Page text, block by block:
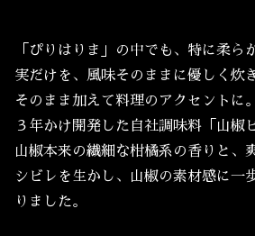
「ぴりはりま」の中でも、特に柔ら
実だけを、風味そのままに優しく炊
そのまま加えて料理のアクセントに。
３年かけ開発した自社調味料「山椒
山椒本来の繊細な柑橘系の香りと、
シビレを生かし、山椒の素材感に一
りました。